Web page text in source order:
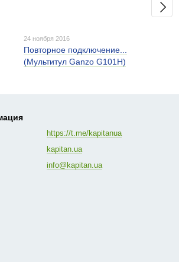
24 ноября 2016
Повторное подключение...
(Мультитул Ganzo G101H)
https://t.me/kapitanua
kapitan.ua
info@kapitan.ua